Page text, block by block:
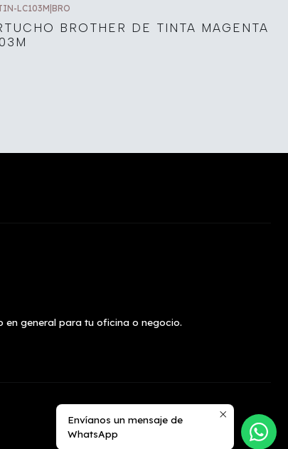
LC103M BRO
BROTHER DE TINTA MAGENTA
general para tu oficina o negocio.
Envíanos un mensaje de
WhatsApp